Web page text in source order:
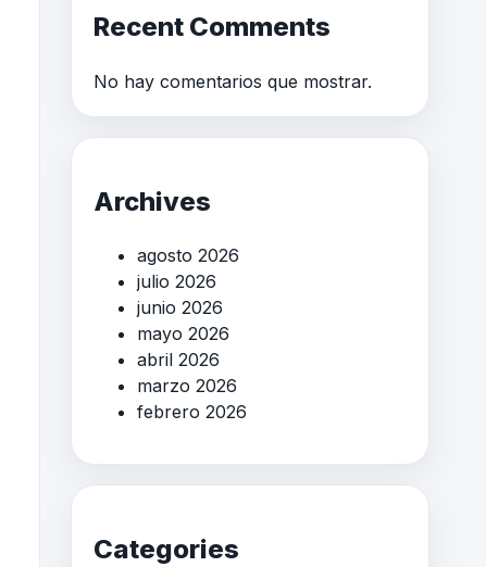
Recent Comments
No hay comentarios que mostrar.
Archives
agosto 2026
julio 2026
junio 2026
mayo 2026
abril 2026
marzo 2026
febrero 2026
Categories